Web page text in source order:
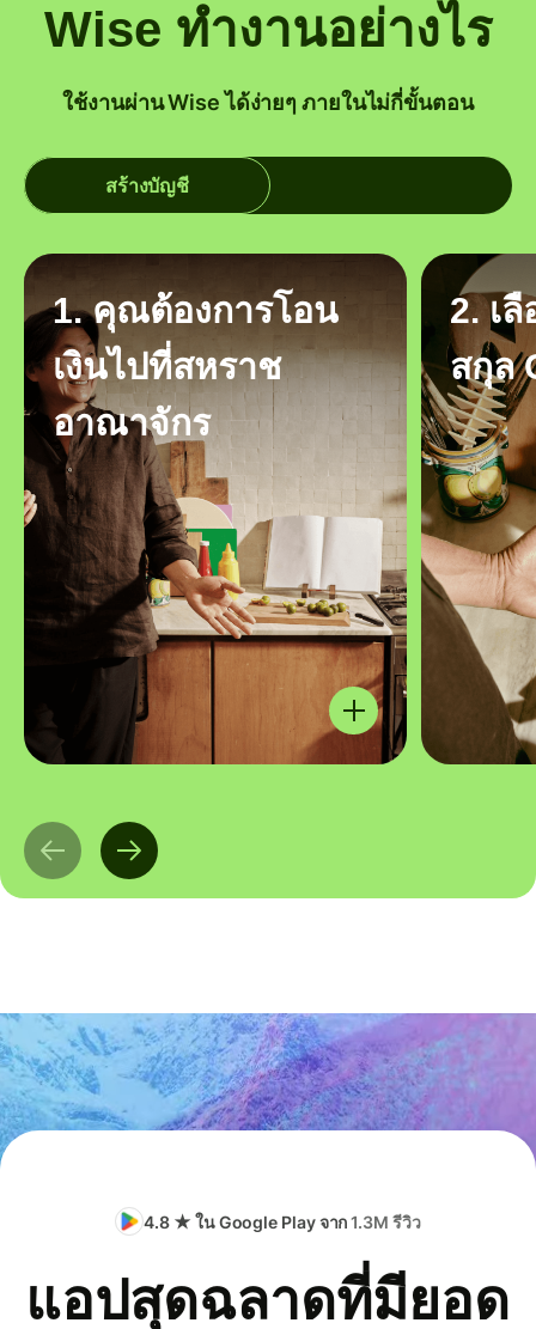
Wise ทำงานอย่างไร
ใช้งานผ่าน Wise ได้ง่ายๆ ภายในไม่กี่ขั้นตอน
สร้างบัญชี
1. คุณต้องการโอน
เงินไปที่สหราช
อาณาจักร
2. เ
สกุล
4.8 ★ ใน Google Play จาก1.3M รีวิว
แอปสุดฉลาดที่มียอด